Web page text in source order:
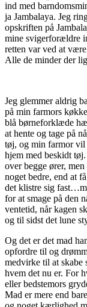
ind med
ja Jambalaya. Jeg
opskriften på
mine svigerforældre
retten var ved at
Alle de minder der
Jeg glemmer aldrig
på min farmors
blå børneforklæde
at hente og tage på
tøj, og min farmor vil
hjem med beskidt
over begge ører,
noget bedre, end at
det klistre sig
for at smage på den
ventetid, når kagen
og til sidst det lune
Og det er det mad
opfordre til og
medvirke til at skabe
hvem det nu er. For
eller bedstemors
Mad er mere end